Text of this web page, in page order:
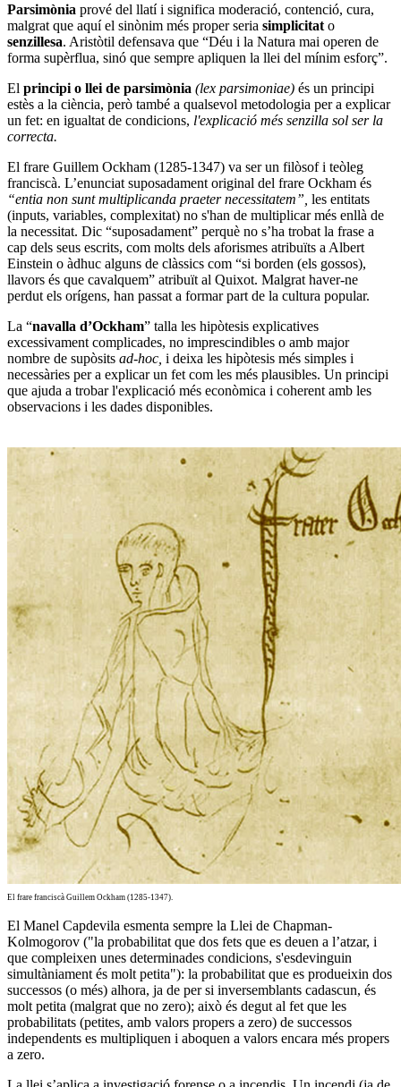
Parsimònia prové del llatí i significa moderació, contenció, cura,
malgrat que aquí el sinònim més proper seria simplicitat o
senzillesa. Aristòtil defensava que “Déu i la Natura mai operen de
forma supèrflua, sinó que sempre apliquen la llei del mínim esforç”.
El principi o llei de parsimònia (lex parsimoniae) és un principi
estès a la ciència, però també a qualsevol metodologia per a explicar
un fet: en igualtat de condicions, l'explicació més senzilla sol ser la
correcta.
El frare Guillem Ockham (1285-1347) va ser un filòsof i teòleg
franciscà. L’enunciat suposadament original del frare Ockham és
“entia non sunt multiplicanda praeter necessitatem”, les entitats
(inputs, variables, complexitat) no s'han de multiplicar més enllà de
la necessitat. Dic “suposadament” perquè no s’ha trobat la frase a
cap dels seus escrits, com molts dels aforismes atribuïts a Albert
Einstein o àdhuc alguns de clàssics com “si borden (els gossos),
llavors és que cavalquem” atribuït al Quixot. Malgrat haver-ne
perdut els orígens, han passat a formar part de la cultura popular.
La “navalla d’Ockham” talla les hipòtesis explicatives
excessivament complicades, no imprescindibles o amb major
nombre de supòsits ad-hoc, i deixa les hipòtesis més simples i
necessàries per a explicar un fet com les més plausibles. Un principi
que ajuda a trobar l'explicació més econòmica i coherent amb les
observacions i les dades disponibles.
El frare franciscà Guillem Ockham (1285-1347).
El Manel Capdevila esmenta sempre la Llei de Chapman-
Kolmogorov ("la probabilitat que dos fets que es deuen a l’atzar, i
que compleixen unes determinades condicions, s'esdevinguin
simultàniament és molt petita"): la probabilitat que es produeixin dos
successos (o més) alhora, ja de per si inversemblants cadascun, és
molt petita (malgrat que no zero); això és degut al fet que les
probabilitats (petites, amb valors propers a zero) de successos
independents es multipliquen i aboquen a valors encara més propers
a zero.